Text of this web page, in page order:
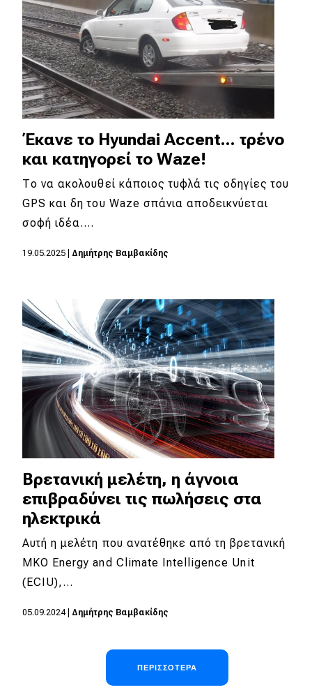
Έκανε το Hyundai Accent... τρένο
και κατηγορεί το Waze!
Το να ακολουθεί κάποιος τυφλά τις οδηγίες του
GPS και δη του Waze σπάνια αποδεικνύεται
σοφή ιδέα.…
19.05.2025 Δημήτρης Βαμβακίδης
Βρετανική μελέτη, η άγνοια
επιβραδύνει τις πωλήσεις στα
ηλεκτρικά
Αυτή η μελέτη που ανατέθηκε από τη βρετανική
ΜΚΟ Energy and Climate Intelligence Unit
(ECIU),…
05.09.2024| Δημήτρης Βαμβακίδης
ΠΕΡΙΣΣΌΤΕΡΑ